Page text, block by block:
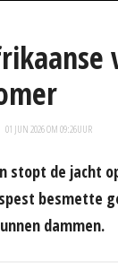
01 JUN 2026 OM 09:26UUR
stopt de jacht
besmette
dammen.